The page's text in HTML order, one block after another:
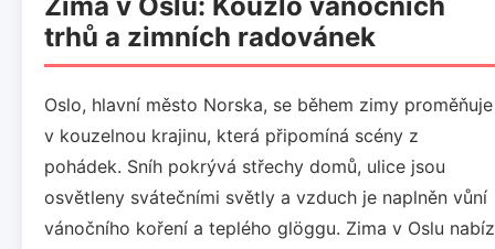
trhů a zimních radovánek
Oslo, hlavní město Norska, se během zimy proměňuje
v kouzelnou krajinu, která připomíná scény z
pohádek. Sníh pokrývá střechy domů, ulice jsou
osvětleny svátečními světly a vzduch je naplněn vůní
vánočního koření a teplého glöggu. Zima v Oslu